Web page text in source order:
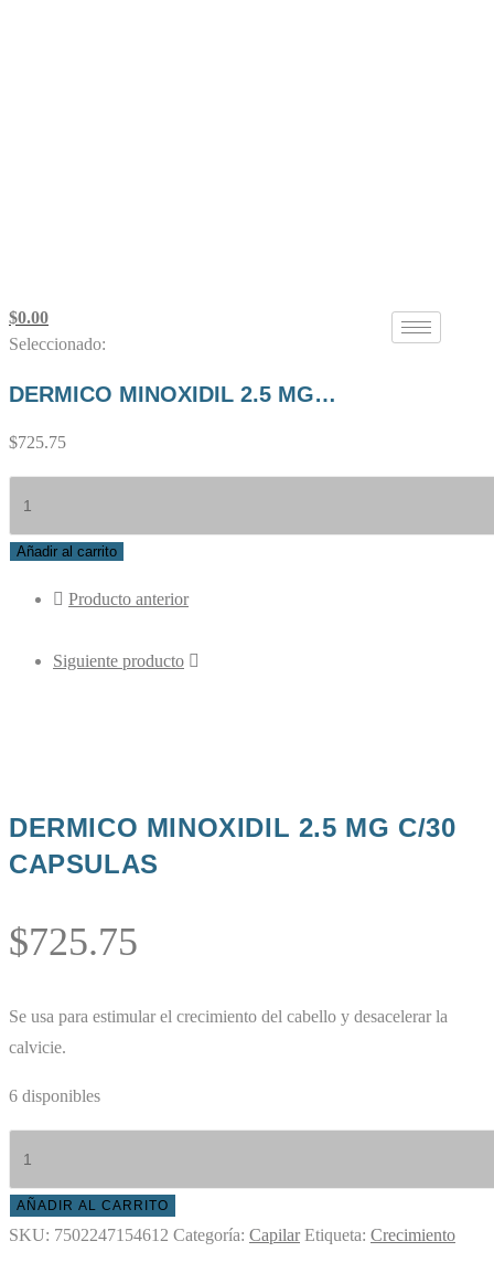
$0.00
Seleccionado:
DERMICO MINOXIDIL 2.5 MG…
$725.75
2.5
cantidad
Añadir al carrito
Producto anterior
Siguiente producto
DERMICO MINOXIDIL 2.5 MG C/30
CAPSULAS
$725.75
Se usa para estimular el crecimiento del cabello y desacelerar la
calvicie.
6 disponibles
2.5
MG
AÑADIR AL CARRITO
SKU: 7502247154612 Categoría: Capilar Etiqueta: Crecimiento